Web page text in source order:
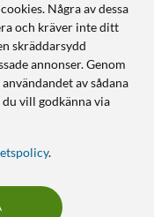
– BE9300 Mesh
system
– 9,2 Gbps hastighet
med 6 GHz
Några av dessa
och kräver inte ditt
skräddarsydd
annonser. Genom
av sådana
vill godkänna via
.